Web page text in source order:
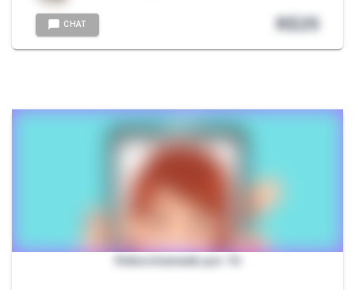
CHAT R$25
Videochamada por 1h